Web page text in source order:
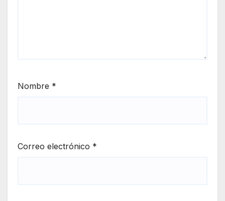
Nombre *
Correo electrónico *